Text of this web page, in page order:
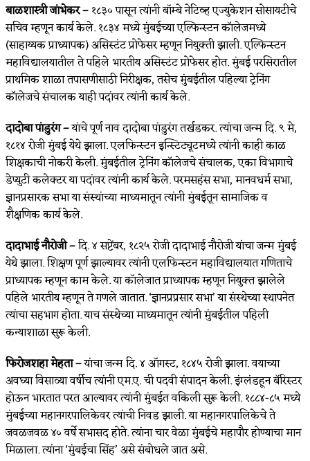
बाळशास्त्री जांभेकर –१८३० पासून त्यांनी बॉम्बे नेटिव्ह एज्युकेशन सोसायटीचे
सचिव म्हणून कार्य केले. १८३४ मध्ये मुंबईच्या एल्फिन्स्टन कॉलेजमध्ये
(साहाय्यक प्राध्यापक) असिस्टंट प्रोफेसर म्हणून नियुक्ती झाली. एल्फिन्स्टन
महाविद्यालयातील ते पहिले भारतीय असिस्टंट प्रोफेसर होत. मुंबई परसिरातील
प्राथमिक शाळा तपासणीसाठी निरीक्षक, तसेच मुंबईतील पहिल्या ट्रेनिंग
कॉलेजचे संचालक याही पदांवर त्यांनी कार्य केले.
दादोबा पांडुरंग –यांचे पूर्ण नाव दादोबा पांडुरंग तर्खडकर. त्यांचा जन्म दि. ९ मे,
१८१४ रोजी मुंबई येथे झाला. एलफिन्स्टन इन्स्टिट्यूटमध्ये त्यांनी काही काळ
शिक्षकाची नोकरी केली. मुंबईतील ट्रेनिंग कॉलेजचे संचालक, एका विभागाचे
डेप्युटी कलेक्टर या पदांवर त्यांनी कार्य केले. परमसहंस सभा, मानवधर्म सभा,
ज्ञानप्रसारक सभा या संस्थांच्या माध्यमातून त्यांनी मुंबईतून सामाजिक व
शैक्षणिक कार्य केले.
दादाभाई नौरोजी –दि. ४ सप्टेंबर, १८२५ रोजी दादाभाई नौरोजी यांचा जन्म मुंबई
येथे झाला. शिक्षण पूर्ण झाल्यावर त्यांनी एलफिन्स्टन महाविद्यालयात गणिताचे
प्राध्यापक म्हणून काम केले. या कॉलेजात प्राध्यापक म्हणून नियुक्त झालेले
पहिले भारतीय म्हणून ते गणले जातात. ‘ज्ञानप्रप्रसार सभा’ या संस्थेच्या स्थापनेत
त्यांचा सहभाग होता. याच संस्थेच्या माध्यमातून त्यांनी मुंबईतील पहिली
कन्याशाळा सुरू केली.
फिरोजशहा मेहता –यांचा जन्म दि. ४ ऑगस्ट, १८४५ रोजी झाला. वयाच्या
अवघ्या विसाव्या वर्षीच त्यांनी एम.ए. ची पदवी संपादन केली. इंग्लंडहून बॅरिस्टर
होऊन भारतात परत आल्यावर त्यांनी मुंबईत वकिली सुरू केली. १८८४-८५ मध्ये
मुंबईच्या महानगरपालिकेवर त्यांची निवड झाली. या महानगरपालिकेचे ते
जवळजवळ ४० वर्षे सभासद होते. त्यांना चार वेळा मुंबईचे महापौर होण्याचा मान
मिळाला. त्यांना ‘मुंबईचा सिंह’ असे संबोधले जात असे.